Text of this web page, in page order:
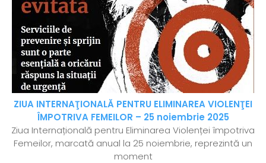
ZIUA INTERNAŢIONALĂ PENTRU ELIMINAREA VIOLENŢEI
ÎMPOTRIVA FEMEILOR – 25 noiembrie 2025
Ziua Internațională pentru Eliminarea Violenței împotriva
Femeilor, marcată anual la 25 noiembrie, reprezintă un
moment